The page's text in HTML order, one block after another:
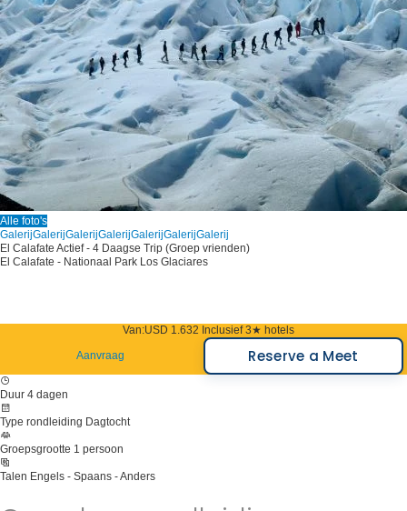
Alle foto's
GalerijGalerijGalerijGalerijGalerijGalerijGalerij
El Calafate Actief - 4 Daagse Trip (Groep vrienden)
El Calafate - Nationaal Park Los Glaciares
Van:USD 1.632 Inclusief 3★ hotels
Aanvraag
Reserve a Meet
Duur 4 dagen
Type rondleiding Dagtocht
Groepsgrootte 1 persoon
Talen Engels - Spaans - Anders